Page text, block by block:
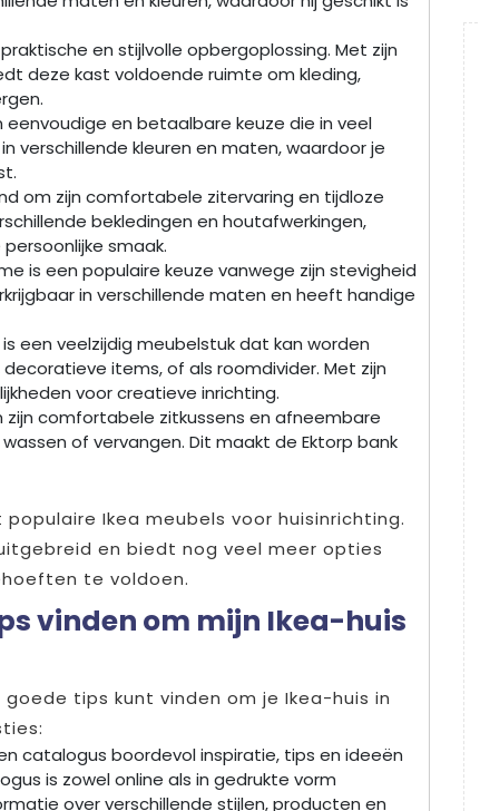
en stijlvolle opbergoplossing. Met zijn
deze kast voldoende ruimte om kleding,
eenvoudige en betaalbare keuze die in veel
verschillende kleuren en maten, waardoor je
om zijn comfortabele zitervaring en tijdloze
bekledingen en houtafwerkingen,
smaak.
is een populaire keuze vanwege zijn stevigheid
in verschillende maten en heeft handige
een veelzijdig meubelstuk dat kan worden
items, of als roomdivider. Met zijn
voor creatieve inrichting.
zijn comfortabele zitkussens en afneembare
of vervangen. Dit maakt de Ektorp bank
Ikea meubels voor huisinrichting.
en biedt nog veel meer opties
te voldoen.
vinden om mijn Ikea-huis
tips kunt vinden om je Ikea-huis in
catalogus boordevol inspiratie, tips en ideeën
is zowel online als in gedrukte vorm
over verschillende stijlen, producten en